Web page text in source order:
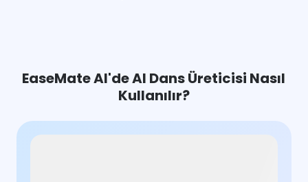
EaseMate AI'de AI Dans Üreticisi Nasıl
Kullanılır?